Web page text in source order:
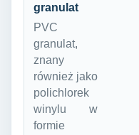
granulat
PVC
granulat,
znany
również jako
polichlorek
winylu w
formie